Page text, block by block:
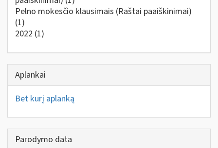
Pelno mokesčio klausimais (Raštai paaiškinimai)
(1)
2022 (1)
Aplankai
Bet kurį aplanką
Parodymo data